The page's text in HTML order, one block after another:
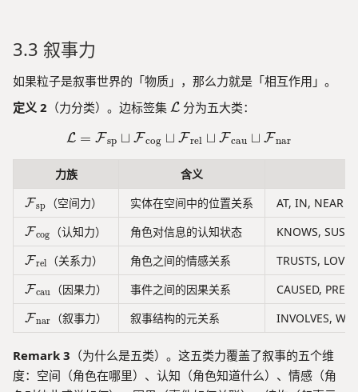
\
\
te
x
{
c
u
s
al
}
)
\
m
3.3 叙事力
如果粒子是叙事世界的「物质」，那么力就是「相互作用」。
定义 2 （力分类）。边标签集 \
a
t
c
al
{
L
}
L 分为五大类：
\mathcal{L} =
L = Fsp ⊔ Fcog ⊔ Frel ⊔ Fcau ⊔ Fnar
力族 含义
\mathcal{F}_{\text{sp}}
Fsp （空间力） 实体在空间中的位置关系 AT, IN, NEAR
\mathcal{F}_{\text{cog}}
Fcog （认知力） 角色对信息的认知状态 KNOWS,
\mathcal{F}_{\text{rel}}
Frel （关系力） 角色之间的情感关系 TRUSTS,
\mathcal{F}_{\text{cau}}
Fcau （因果力） 事件之间的因果关系 CAUSED,
\mathcal{F}_{\text{nar}}
Fnar （叙事力） 叙事结构的元关系 INVOLVES,
Remark 3 （为什么是五类）。这五类力覆盖了叙事的五个维
度：空间（角色在哪里）、认知（角色知道什么）、情感（角